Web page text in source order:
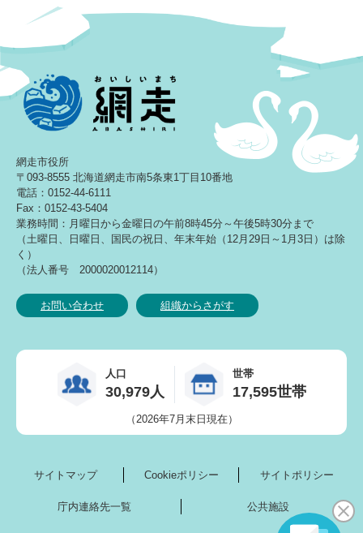
網走市役所
〒093-8555 北海道網走市南5条東1丁目10番地
電話：0152-44-6111
Fax：0152-43-5404
業務時間：月曜日から金曜日の午前8時45分～午後5時30分まで
（土曜日、日曜日、国民の祝日、年末年始（12月29日～1月3日）は除
く）
（法人番号 2000020012114）
お問い合わせ 組織からさがす
人口
30,979人
世帯
17,595世帯
（2026年7月末日現在）
サイトマップ Cookieポリシー サイトポリシー
庁内連絡先一覧 公共施設